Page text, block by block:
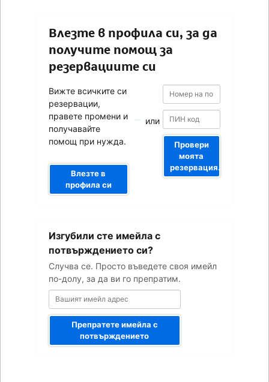
Влезте в профила си, за да
получите помощ за
резервациите си
Вижте всичките си
резервации,
правете промени и
получавайте
помощ при нужда.
Влезте в
профила си
или
Номер
на
потвърждението
Номер
потвърждението
Провери
моята
резервация.
Изгубили сте имейла с
потвърждението си?
Случва се. Просто въведете своя имейл
по-долу, за да ви го препратим.
имейл
адрес
Препратете имейла с
потвърждението